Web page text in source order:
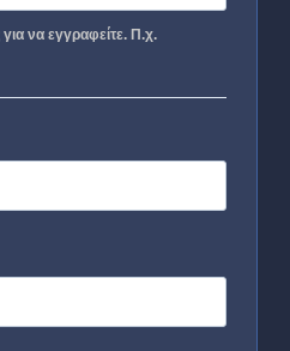
να εγγραφείτε. Π.χ.